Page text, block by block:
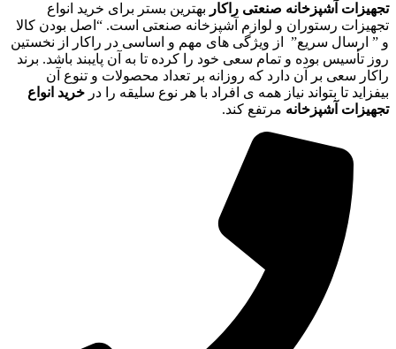
تجهیزات آشپزخانه صنعتی راکار بهترین بستر برای خرید انواع
تجهیزات رستوران و لوازم آشپزخانه صنعتی است. “اصل بودن کالا
و ” ارسال سریع” از ویژگی های مهم و اساسی در راکار از نخستین
روز تأسیس بوده و تمام سعی خود را کرده تا به آن پایبند باشد. برند
راکار سعی بر آن دارد که روزانه بر تعداد محصولات و تنوع آن
بیفزاید تا بتواند نیاز همه ی افراد با هر نوع سلیقه را در خرید انواع
تجهیزات آشپزخانه مرتفع کند.